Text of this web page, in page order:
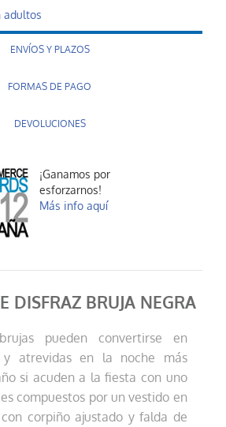
adultos
ENVÍOS Y PLAZOS
FORMAS DE PAGO
DEVOLUCIONES
¡Ganamos por
esforzarnos!
Más info aquí
DISFRAZ BRUJA NEGRA
pueden convertirse en
y atrevidas en la noche más
si acuden a la fiesta con uno
compuestos por un vestido en
corpiño ajustado y falda de